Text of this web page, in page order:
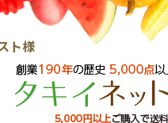
ト様